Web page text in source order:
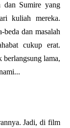
dan Sumire yang
kuliah mereka.
dan masalah
cukup erat.
berlangsung lama,
Jadi, di film